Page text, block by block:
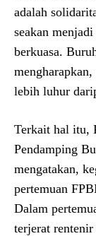
adalah
seakan
berkuasa.
lebih luhur
Terkait hal itu,
Pendamping
mengatakan,
pertemuan
Dalam
terjerat